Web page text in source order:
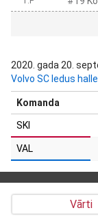
2020. gada 20.
Volvo SC ledus halle
Komanda
SKI
VAL
Vārti